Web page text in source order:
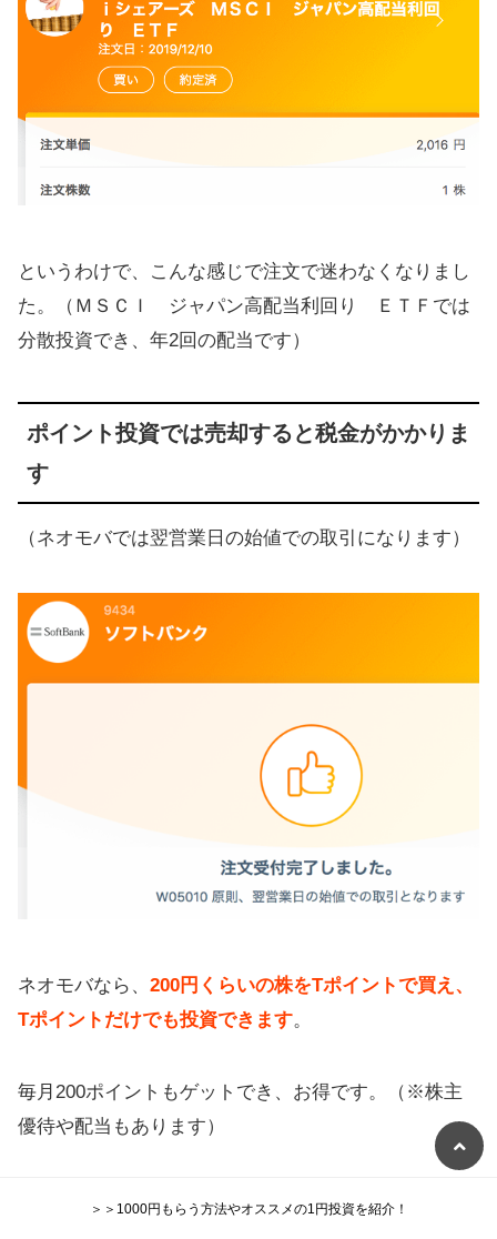
というわけで、こんな感じで注文で迷わなくなりまし
た。（ＭＳＣＩ ジャパン高配当利回り ＥＴＦでは
分散投資でき、年2回の配当です）
ポイント投資では売却すると税金がかかりま
す
（ネオモバでは翌営業日の始値での取引になります）
ネオモバなら、 200円くらいの株をTポイントで買え、
Tポイントだけでも投資できます。
毎月200ポイントもゲットでき、お得です。（※株主
優待や配当もあります）
＞＞1000円もらう方法やオススメの1円投資を紹介！